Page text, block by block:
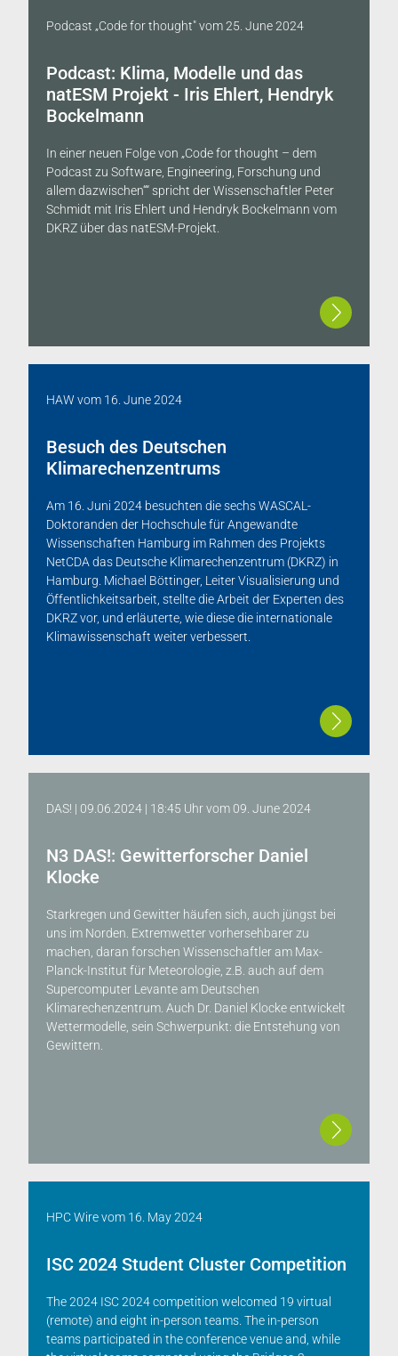
Podcast „Code for thought"vom25. June 2024
Podcast: Klima, Modelle und das
natESM Projekt - Iris Ehlert, Hendryk
Bockelmann
In einer neuen Folge von „Code for thought – dem
Podcast zu Software, Engineering, Forschung und
allem dazwischen““ spricht der Wissenschaftler Peter
Schmidt mit Iris Ehlert und Hendryk Bockelmann vom
DKRZ über das natESM-Projekt.
HAW vom 16. June 2024
Besuch des Deutschen
Klimarechenzentrums
Am 16. Juni 2024 besuchten die sechs WASCAL-
Doktoranden der Hochschule für Angewandte
Wissenschaften Hamburg im Rahmen des Projekts
NetCDA das Deutsche Klimarechenzentrum (DKRZ) in
Hamburg. Michael Böttinger, Leiter Visualisierung und
Öffentlichkeitsarbeit, stellte die Arbeit der Experten des
DKRZ vor, und erläuterte, wie diese die internationale
Klimawissenschaft weiter verbessert.
DAS! | 09.06.2024 | 18:45 Uhrvom 09. June 2024
N3 DAS!: Gewitterforscher Daniel
Klocke
Starkregen und Gewitter häufen sich, auch jüngst bei
uns im Norden. Extremwetter vorhersehbarer zu
machen, daran forschen Wissenschaftler am Max-
Planck-Institut für Meteorologie, z.B. auch auf dem
Supercomputer Levante am Deutschen
Klimarechenzentrum. Auch Dr. Daniel Klocke entwickelt
Wettermodelle, sein Schwerpunkt: die Entstehung von
Gewittern.
HPC Wirevom 16. May 2024
ISC 2024 Student Cluster Competition
The 2024 ISC 2024 competition welcomed 19 virtual
(remote) and eight in-person teams. The in-person
teams participated in the conference venue and, while